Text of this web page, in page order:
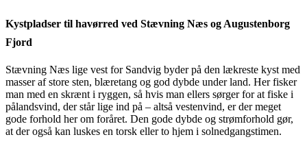
Kystpladser til havørred ved Stævning Næs og Augustenborg
Fjord
Stævning Næs lige vest for Sandvig byder på den lækreste kyst med
masser af store sten, blæretang og god dybde under land. Her fisker
man med en skrænt i ryggen, så hvis man ellers sørger for at fiske i
pålandsvind, der står lige ind på – altså vestenvind, er der meget
gode forhold her om foråret. Den gode dybde og strømforhold gør,
at der også kan luskes en torsk eller to hjem i solnedgangstimen.